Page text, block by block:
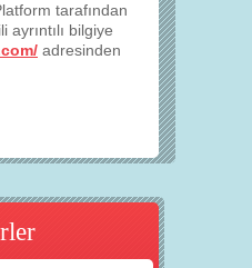
tarafından
bilgiye
adresinden